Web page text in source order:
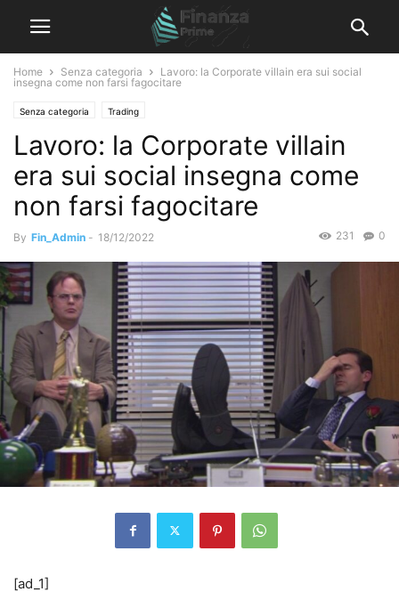
Home Senza categoria
Lavoro: la Corporate villain era sui social
insegna come non farsi fagocitare
Senza categoria Trading
Lavoro: la Corporate villain
era sui social insegna come
non farsi fagocitare
By Fin_Admin - 18/12/2022 0
231
[ad_1]